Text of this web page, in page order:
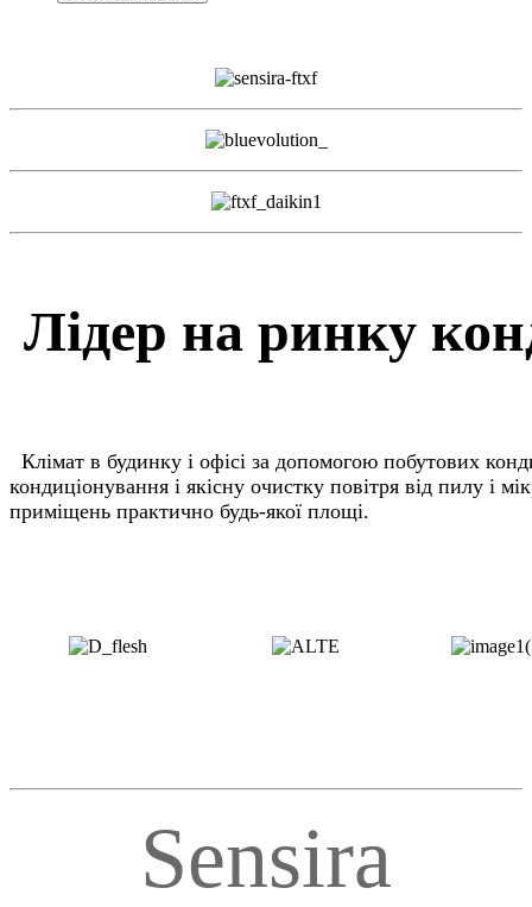
Лідер на ринку
Клімат в будинку і офісі за допомогою побутових
кондиціонування і якісну очистку повітря від пилу
приміщень практично будь-якої площі.
Sensira